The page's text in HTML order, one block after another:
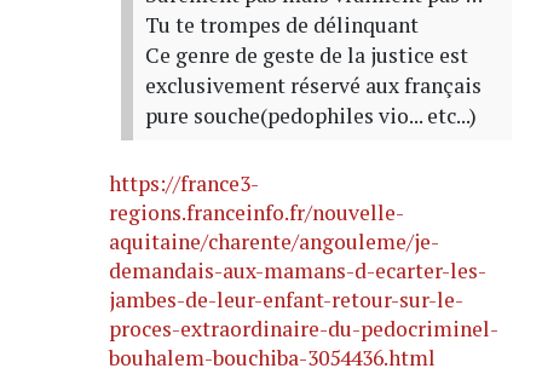
Tu te trompes de délinquant
Ce genre de geste de la justice est
exclusivement réservé aux français
pure souche(pedophiles vio... etc...)
https://france3-
regions.franceinfo.fr/nouvelle-
aquitaine/charente/angouleme/je-
demandais-aux-mamans-d-ecarter-les-
jambes-de-leur-enfant-retour-sur-le-
proces-extraordinaire-du-pedocriminel-
bouhalem-bouchiba-3054436.html